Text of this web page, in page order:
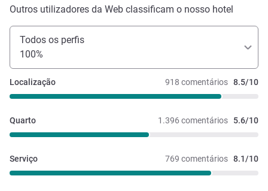
Outros utilizadores da Web classificam o nosso hotel
Todos os perfis
100%
918 comentários 8.5/10
Localização
1.396 comentários 5.6/10
Quarto
769 comentários 8.1/10
Serviço